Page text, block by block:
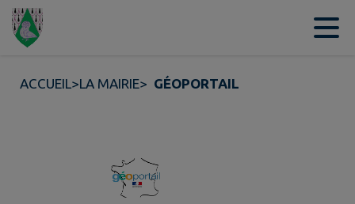
Contenu
ACCUEIL>LA MAIRIE> GÉOPORTAIL